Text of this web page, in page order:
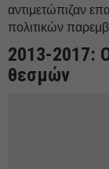
αντιμετώπιζαν
πολιτικών
2013-2017:
θεσμών